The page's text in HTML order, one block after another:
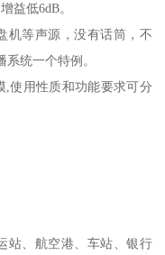
益低6dB。
机等声源，没有话筒，不
统一个特例。
,使用性质和功能要求可分
站、航空港、车站、银行